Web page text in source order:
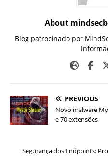
About
Blog patrocinado por
PREVIOUS
Novo malware
e 70 extensões
Segurança dos Endpoints: